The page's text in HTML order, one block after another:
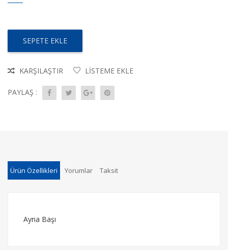
SEPETE EKLE
KARŞILAŞTIR LISTEME EKLE
PAYLAŞ :
Ürün Özellikleri Yorumlar Taksit
Ayna Başı